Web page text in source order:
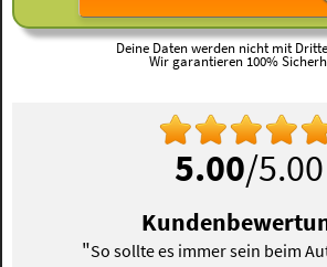
Deine Daten werden nicht mit
Wir garantieren 100%
5.00/5.00
"So sollte es immer sein beim